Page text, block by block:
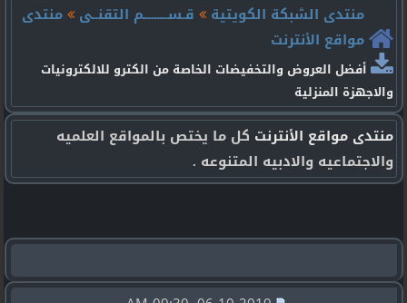
منتدى الشبكة الكويتية
قـســـــــــم التقنــى
منتدى
مواقع الأنترنت
أفضل العروض والتخفيضات الخاصة من الكترو للالكترونيات
والاجهزة المنزلية
منتدى مواقع الأنترنت كل ما يختص بالمواقع العلميه
والاجتماعيه والادبيه المتنوعه .